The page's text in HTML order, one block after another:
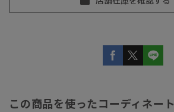
この商品を使ったコーディネート